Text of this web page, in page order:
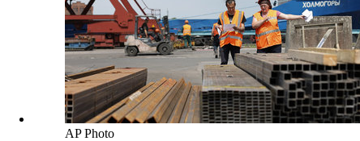
AP Photo